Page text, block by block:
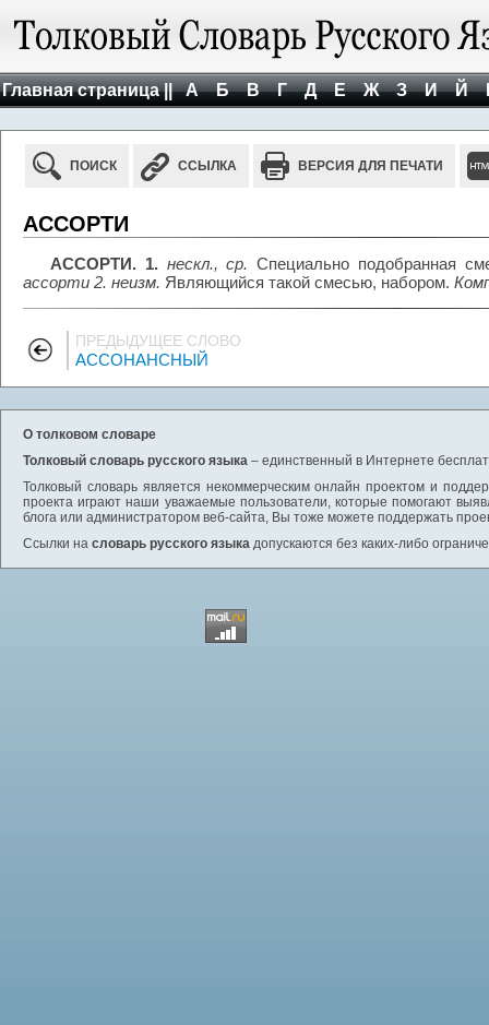
Главная страница || А Б В Г Д Е Ж З И Й
ПОИСК ССЫЛКА ВЕРСИЯ ДЛЯ ПЕЧАТИ
АССОРТИ
АССОРТИ. 1. нескл., ср. Специально подобранная
ассорти 2. неизм. Являющийся такой смесью, набором.
ПРЕДЫДУЩЕЕ СЛОВО
АССОНАНСНЫЙ
О толковом словаре
Толковый словарь русского языка – единственный в Интернете
Толковый словарь является некоммерческим онлайн проектом и
проекта играют наши уважаемые пользователи, которые помогают
блога или администратором веб-сайта, Вы тоже можете поддержать
Ссылки на словарь русского языка допускаются без каких-либо